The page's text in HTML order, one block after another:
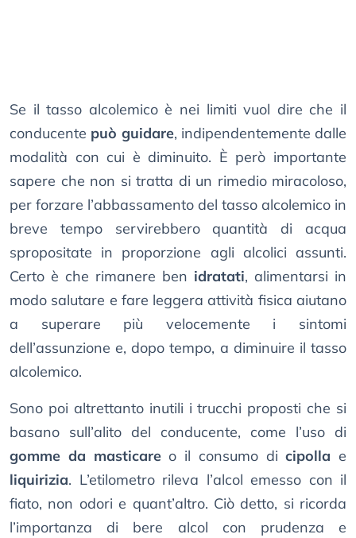
Se il tasso alcolemico è nei limiti vuol dire che il
conducente può guidare, indipendentemente dalle
modalità con cui è diminuito. È però importante
sapere che non si tratta di un rimedio miracoloso,
per forzare l’abbassamento del tasso alcolemico in
breve tempo servirebbero quantità di acqua
spropositate in proporzione agli alcolici assunti.
Certo è che rimanere ben idratati, alimentarsi in
modo salutare e fare leggera attività fisica aiutano
a superare più velocemente i sintomi
dell’assunzione e, dopo tempo, a diminuire il tasso
alcolemico.
Sono poi altrettanto inutili i trucchi proposti che si
basano sull’alito del conducente, come l’uso di
gomme da masticareo il consumo dicipolla e
liquirizia. L’etilometro rileva l’alcol emesso con il
fiato, non odori e quant’altro. Ciò detto, si ricorda
l’importanza di bere alcol con prudenza e